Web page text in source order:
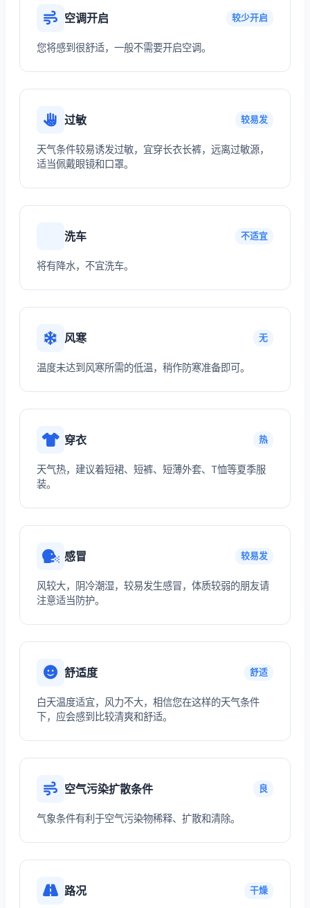
空调开启 较少开启
您将感到很舒适，一般不需要开启空调。
过敏 较易发
天气条件较易诱发过敏，宜穿长衣长裤，远离过敏源，
适当佩戴眼镜和口罩。
洗车 不适宜
将有降水，不宜洗车。
风寒 无
温度未达到风寒所需的低温，稍作防寒准备即可。
穿衣 热
天气热，建议着短裙、短裤、短薄外套、T恤等夏季服
装。
感冒 较易发
风较大，阴冷潮湿，较易发生感冒，体质较弱的朋友请
注意适当防护。
舒适度 舒适
白天温度适宜，风力不大，相信您在这样的天气条件
下，应会感到比较清爽和舒适。
空气污染扩散条件 良
气象条件有利于空气污染物稀释、扩散和清除。
路况 干燥